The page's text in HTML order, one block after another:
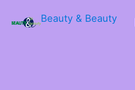
Beauty & Beauty